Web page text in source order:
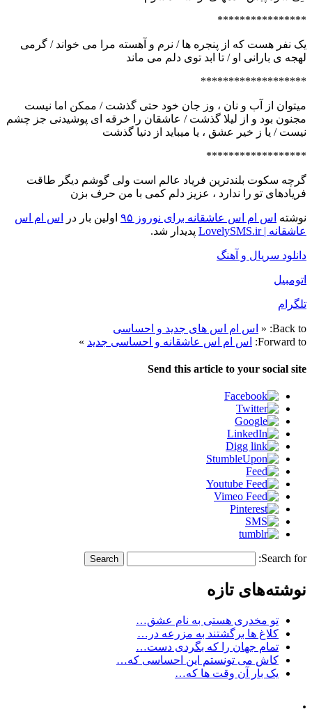
****************
یک نفر هست که از پنجره ها / نرم و آهسته مرا می خواند / گرمی
لهجه ی بارانی او / تا ابد توی دلم می ماند
*******************
میتوان از آب و نان ، وز جان خود حتی گذشت / ممکن اما نیست
مجنون بود و از لیلا گذشت / عاشقان را خرقه ای پوشیدنی جز چشم
نیست / یا ز خیر عشق ، یا میباید از دنیا گذشت
******************
گرچه سکوت بلندترین فریاد عالم است ولی گوشم دیگر طاقت
فریادهای تو را ندارد ، عزیز دلم کمی با من حرف بزن
نوشته اس ام اس عاشقانه برای نوروز ۹۵ اولین بار در
اس ام اس
عاشقانه | LovelySMS.ir
پدیدار شد.
دانلود سریال و آهنگ
اتومبیل
تلگرام
Back to:
« اس ام اس های جدید و احساسی
Forward to:
اس ام اس عاشقانه و احساسی جدید »
Send this article to your social site
Search for:
نوشته‌های تازه
تو مخدری هستی به نام عشق…
کلاغ ها برگشتند به مزرعه در…
تمام جهان را که بگردی دست…
کاش می تونستم این احساسی که…
یک بار آن وقت ها که…
.